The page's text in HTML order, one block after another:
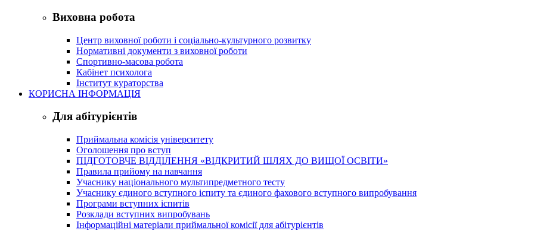
Виховна робота
Центр виховної роботи і соціально-культурного розвитку
Нормативні документи з виховної роботи
Спортивно-масова робота
Кабінет психолога
Інститут кураторства
КОРИСНА ІНФОРМАЦІЯ
Для абітурієнтів
Приймальна комісія університету
Оголошення про вступ
ПІДГОТОВЧЕ ВІДДІЛЕННЯ «ВІДКРИТИЙ ШЛЯХ ДО ВИЩОЇ ОСВІТИ»
Правила прийому на навчання
Учаснику національного мультипредметного тесту
Учаснику єдиного вступного іспиту та єдиного фахового вступного випробування
Програми вступних іспитів
Розклади вступних випробувань
Інформаційні матеріали приймальної комісії для абітурієнтів